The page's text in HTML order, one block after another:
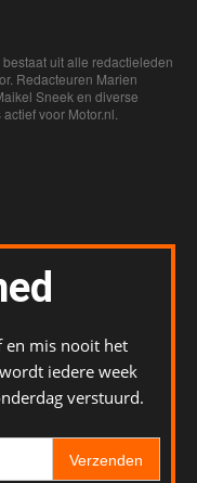
uit alle redactieleden
Redacteuren Marien
Sneek en diverse
voor Motor.nl.
en mis nooit het
iedere week
verstuurd.
Verzenden